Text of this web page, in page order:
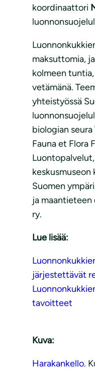
koordinaattori
maksuttomia,
kolmeen
vetämänä.
yhteistyössä
biologian
Fauna et Flora
keskusmuseon
Suomen
ja
ry.
Lue lisää:
järjestettävät
tavoitteet
Kuva:
Harakankello.